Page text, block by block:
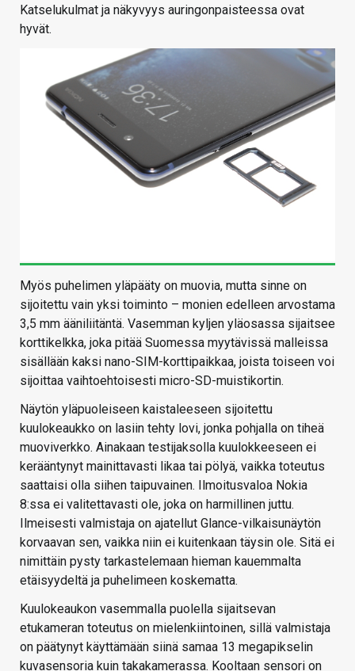
Katselukulmat ja näkyvyys auringonpaisteessa ovat
hyvät.
Myös puhelimen yläpääty on muovia, mutta sinne on
sijoitettu vain yksi toiminto – monien edelleen arvostama
3,5 mm ääniliitäntä. Vasemman kyljen yläosassa sijaitsee
korttikelkka, joka pitää Suomessa myytävissä malleissa
sisällään kaksi nano-SIM-korttipaikkaa, joista toiseen voi
sijoittaa vaihtoehtoisesti micro-SD-muistikortin.
Näytön yläpuoleiseen kaistaleeseen sijoitettu
kuulokeaukko on lasiin tehty lovi, jonka pohjalla on tiheä
muoviverkko. Ainakaan testijaksolla kuulokkeeseen ei
kerääntynyt mainittavasti likaa tai pölyä, vaikka toteutus
saattaisi olla siihen taipuvainen. Ilmoitusvaloa Nokia
8:ssa ei valitettavasti ole, joka on harmillinen juttu.
Ilmeisesti valmistaja on ajatellut Glance-vilkaisunäytön
korvaavan sen, vaikka niin ei kuitenkaan täysin ole. Sitä ei
nimittäin pysty tarkastelemaan hieman kauemmalta
etäisyydeltä ja puhelimeen koskematta.
Kuulokeaukon vasemmalla puolella sijaitsevan
etukameran toteutus on mielenkiintoinen, sillä valmistaja
on päätynyt käyttämään siinä samaa 13 megapikselin
kuvasensoria kuin takakamerassa. Kooltaan sensori on